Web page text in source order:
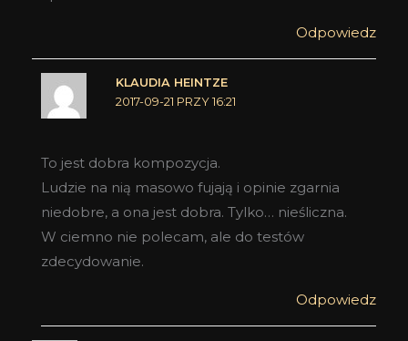
Odpowiedz
KLAUDIA HEINTZE
2017-09-21 PRZY 16:21
To jest dobra kompozycja.
Ludzie na nią masowo fujają i opinie zgarnia
niedobre, a ona jest dobra. Tylko… nieśliczna.
W ciemno nie polecam, ale do testów
zdecydowanie.
Odpowiedz